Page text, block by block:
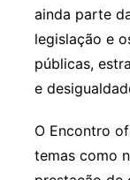
ainda parte
legislação e
públicas,
e
O Encontro
temas como